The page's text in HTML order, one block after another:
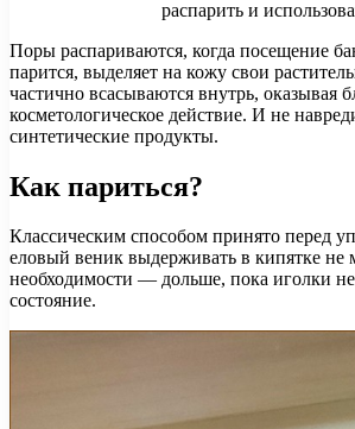
Поры распариваются, когда посещение
парится, выделяет на кожу свои
частично всасываются внутрь, оказывая
косметологическое действие. И не
синтетические продукты.
Как париться?
Классическим способом принято перед
еловый веник выдерживать в кипятке не
необходимости — дольше, пока иголки
состояние.